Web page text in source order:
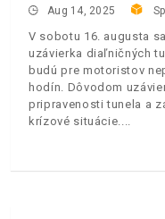
Aug 14, 2025
V sobotu 16. augusta
uzávierka diaľničných
budú pre motoristov
hodín. Dôvodom
pripravenosti tunela a
krízové situácie.